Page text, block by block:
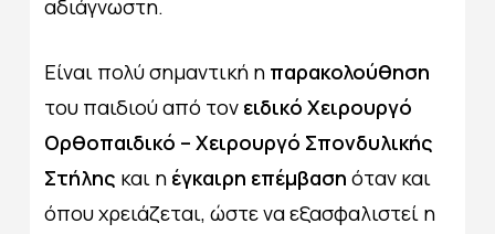
αδιάγνωστη.
Είναι πολύ σημαντική η παρακολούθηση
του παιδιού από τον ειδικό Χειρουργό
Ορθοπαιδικό – Χειρουργό Σπονδυλικής
Στήλης και η έγκαιρη επέμβαση όταν και
όπου χρειάζεται, ώστε να εξασφαλιστεί η